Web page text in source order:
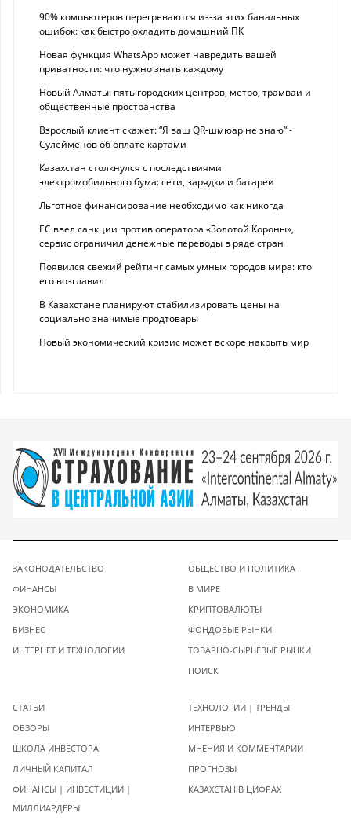
90% компьютеров перегреваются из-за этих банальных
ошибок: как быстро охладить домашний ПК
Новая функция WhatsApp может навредить вашей
приватности: что нужно знать каждому
Новый Алматы: пять городских центров, метро, трамваи и
общественные пространства
Взрослый клиент скажет: “Я ваш QR-шмюар не знаю“ -
Сулейменов об оплате картами
Казахстан столкнулся с последствиями
электромобильного бума: сети, зарядки и батареи
Льготное финансирование необходимо как никогда
ЕС ввел санкции против оператора «Золотой Короны»,
сервис ограничил денежные переводы в ряде стран
Появился свежий рейтинг самых умных городов мира: кто
его возглавил
В Казахстане планируют стабилизировать цены на
социально значимые продтовары
Новый экономический кризис может вскоре накрыть мир
ЗАКОНОДАТЕЛЬСТВО
ФИНАНСЫ
ЭКОНОМИКА
БИЗНЕС
ИНТЕРНЕТ И ТЕХНОЛОГИИ
ОБЩЕСТВО И ПОЛИТИКА
В МИРЕ
КРИПТОВАЛЮТЫ
ФОНДОВЫЕ РЫНКИ
ТОВАРНО-СЫРЬЕВЫЕ РЫНКИ
ПОИСК
СТАТЬИ
ОБЗОРЫ
ШКОЛА ИНВЕСТОРА
ЛИЧНЫЙ КАПИТАЛ
ФИНАНСЫ | ИНВЕСТИЦИИ |
МИЛЛИАРДЕРЫ
ТЕХНОЛОГИИ | ТРЕНДЫ
ИНТЕРВЬЮ
МНЕНИЯ И КОММЕНТАРИИ
ПРОГНОЗЫ
КАЗАХСТАН В ЦИФРАХ